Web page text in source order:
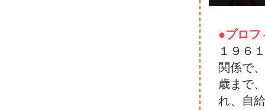
●プロフ
１９６
関係で
歳まで
れ、自